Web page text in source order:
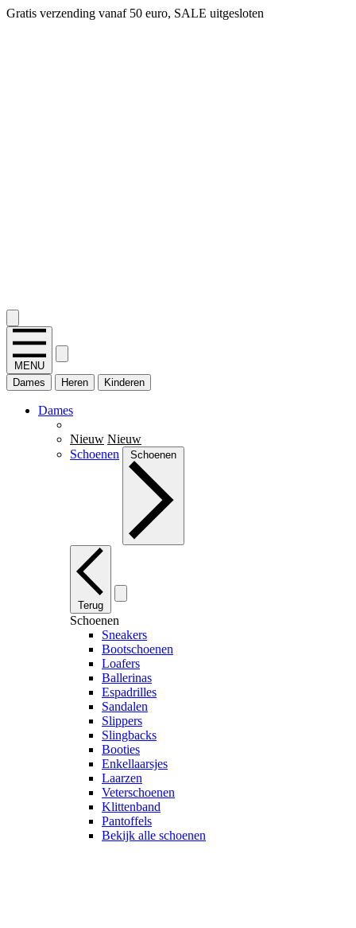
Gratis verzending vanaf 50 euro, SALE uitgesloten
MENU
Dames
Heren Kinderen
Dames
Nieuw Nieuw
Schoenen
Schoenen
Terug
Schoenen
Sneakers
Bootschoenen
Loafers
Ballerinas
Espadrilles
Sandalen
Slippers
Slingbacks
Booties
Enkellaarsjes
Laarzen
Veterschoenen
Klittenband
Pantoffels
Bekijk alle schoenen